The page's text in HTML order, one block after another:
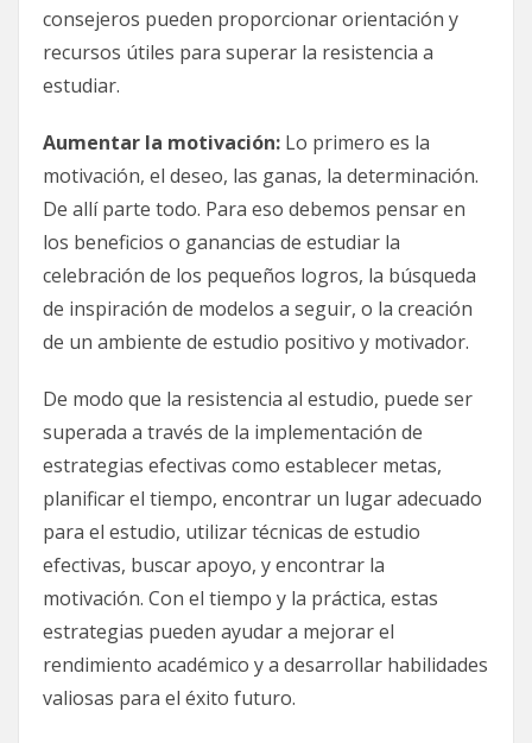
consejeros pueden proporcionar orientación y
recursos útiles para superar la resistencia a
estudiar.
Aumentar la motivación: Lo primero es la
motivación, el deseo, las ganas, la determinación.
De allí parte todo. Para eso debemos pensar en
los beneficios o ganancias de estudiar la
celebración de los pequeños logros, la búsqueda
de inspiración de modelos a seguir, o la creación
de un ambiente de estudio positivo y motivador.
De modo que la resistencia al estudio, puede ser
superada a través de la implementación de
estrategias efectivas como establecer metas,
planificar el tiempo, encontrar un lugar adecuado
para el estudio, utilizar técnicas de estudio
efectivas, buscar apoyo, y encontrar la
motivación. Con el tiempo y la práctica, estas
estrategias pueden ayudar a mejorar el
rendimiento académico y a desarrollar habilidades
valiosas para el éxito futuro.